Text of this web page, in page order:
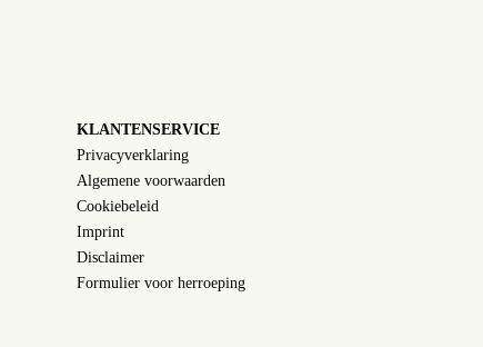
KLANTENSERVICE
Privacyverklaring
Algemene voorwaarden
Cookiebeleid
Imprint
Disclaimer
Formulier voor herroeping